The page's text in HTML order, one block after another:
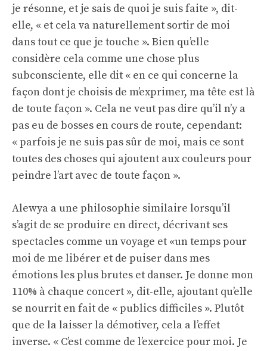
je résonne, et je sais de quoi je suis faite », dit-
elle, « et cela va naturellement sortir de moi
dans tout ce que je touche ». Bien qu’elle
considère cela comme une chose plus
subconsciente, elle dit « en ce qui concerne la
façon dont je choisis de m’exprimer, ma tête est là
de toute façon ». Cela ne veut pas dire qu’il n’y a
pas eu de bosses en cours de route, cependant:
« parfois je ne suis pas sûr de moi, mais ce sont
toutes des choses qui ajoutent aux couleurs pour
peindre l’art avec de toute façon ».
Alewya a une philosophie similaire lorsqu’il
s’agit de se produire en direct, décrivant ses
spectacles comme un voyage et «un temps pour
moi de me libérer et de puiser dans mes
émotions les plus brutes et danser. Je donne mon
110% à chaque concert », dit-elle, ajoutant qu’elle
se nourrit en fait de « publics difficiles ». Plutôt
que de la laisser la démotiver, cela a l’effet
inverse. « C’est comme de l’exercice pour moi. Je